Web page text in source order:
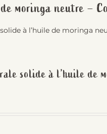
moringa neutre –
à l’huile de moringa
solide à l’huile de